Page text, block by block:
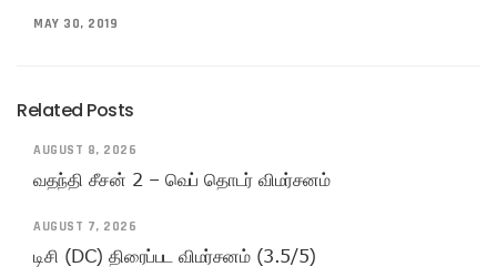
MAY 30, 2019
Related Posts
AUGUST 8, 2026
வதந்தி சீசன் 2 – வெப் தொடர் விமர்சனம்
AUGUST 7, 2026
டிசி (DC) திரைப்பட விமர்சனம் (3.5/5)